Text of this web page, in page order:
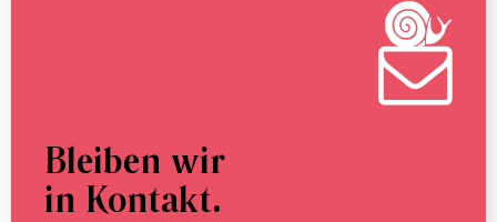
Bleiben wir
in Kontakt.